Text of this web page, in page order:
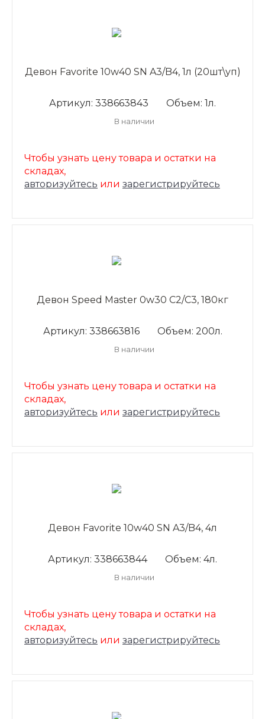
Девон Favorite 10w40 SN A3/B4, 1л (20шт\уп)
Артикул: 338663843 Объем: 1л.
В наличии
Чтобы узнать цену товара и остатки на
складах,
авторизуйтесь или зарегистрируйтесь
Девон Speed Master 0w30 C2/С3, 180кг
Артикул: 338663816 Объем: 200л.
В наличии
Чтобы узнать цену товара и остатки на
складах,
авторизуйтесь или зарегистрируйтесь
Девон Favorite 10w40 SN A3/B4, 4л
Артикул: 338663844 Объем: 4л.
В наличии
Чтобы узнать цену товара и остатки на
складах,
авторизуйтесь или зарегистрируйтесь